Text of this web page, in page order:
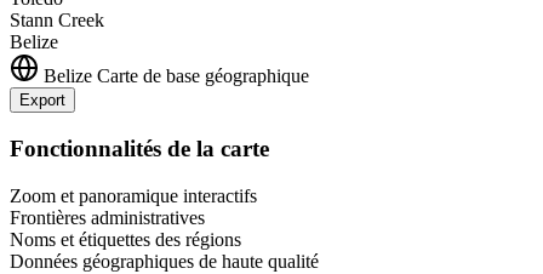
Stann Creek
Belize
Belize Carte de base géographique
Export
+
Fonctionnalités de la carte
Zoom et panoramique interactifs
Frontières administratives
Noms et étiquettes des régions
Données géographiques de haute qualité